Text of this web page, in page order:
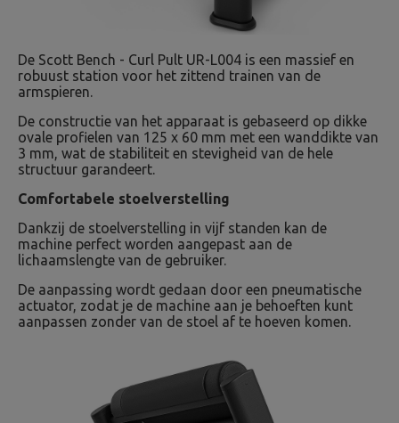
De Scott Bench - Curl Pult UR-L004 is een massief en
robuust station voor het zittend trainen van de
armspieren.
De constructie van het apparaat is gebaseerd op dikke
ovale profielen van 125 x 60 mm met een wanddikte van
3 mm, wat de stabiliteit en stevigheid van de hele
structuur garandeert.
Comfortabele stoelverstelling
Dankzij de stoelverstelling in vijf standen kan de
machine perfect worden aangepast aan de
lichaamslengte van de gebruiker.
De aanpassing wordt gedaan door een pneumatische
actuator, zodat je de machine aan je behoeften kunt
aanpassen zonder van de stoel af te hoeven komen.